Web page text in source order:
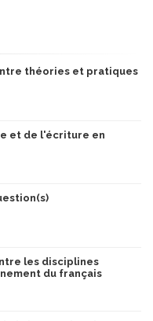
théories et pratiques
et de l'écriture en
les disciplines
du français